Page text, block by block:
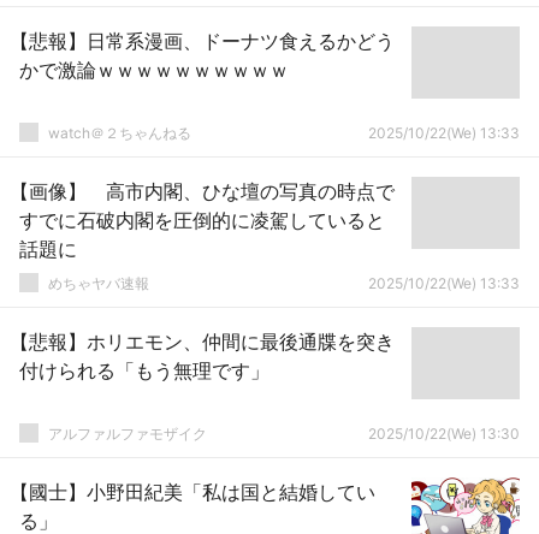
【悲報】日常系漫画、ドーナツ食えるかどう
かで激論ｗｗｗｗｗｗｗｗｗｗ
watch＠２ちゃんねる 2025/10/22(We) 13:33
【画像】 高市内閣、ひな壇の写真の時点で
すでに石破内閣を圧倒的に凌駕していると
話題に
めちゃヤバ速報 2025/10/22(We) 13:33
【悲報】ホリエモン、仲間に最後通牒を突き
付けられる「もう無理です」
アルファルファモザイク 2025/10/22(We) 13:30
【國士】小野田紀美「私は国と結婚してい
る」